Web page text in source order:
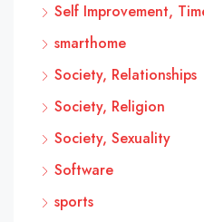
Self Improvement,
smarthome
Society, Relationships
Society, Religion
Society, Sexuality
Software
sports